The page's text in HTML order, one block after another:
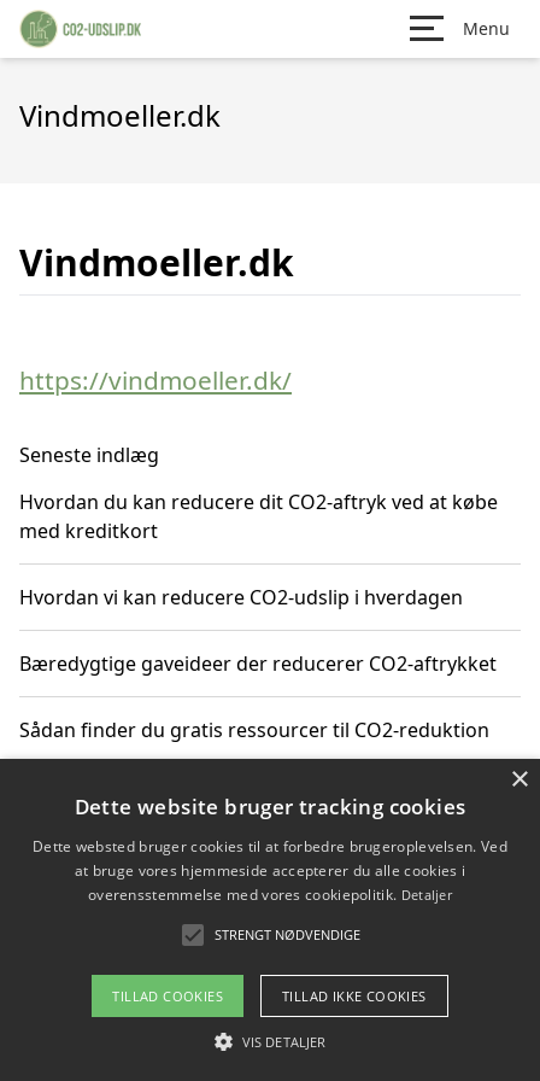
Menu
Vindmoeller.dk
Vindmoeller.dk
https://vindmoeller.dk/
Seneste indlæg
Hvordan du kan reducere dit CO2-aftryk ved at købe
med kreditkort
Hvordan vi kan reducere CO2-udslip i hverdagen
Bæredygtige gaveideer der reducerer CO2-aftrykket
Sådan finder du gratis ressourcer til CO2-reduktion
Hvordan gadgets til hjemmet kan reducere CO2-udslip
Copyright 2026 - Pilanto Aps
Om / kontakt
Blog Betingelser
×
Dette website bruger tracking cookies
Dette websted bruger cookies til at forbedre brugeroplevelsen. Ved
at bruge vores hjemmeside accepterer du alle cookies i
overensstemmelse med vores cookiepolitik. Detaljer
STRENGT NØDVENDIGE
TILLAD COOKIES TILLAD IKKE COOKIES
VIS DETALJER